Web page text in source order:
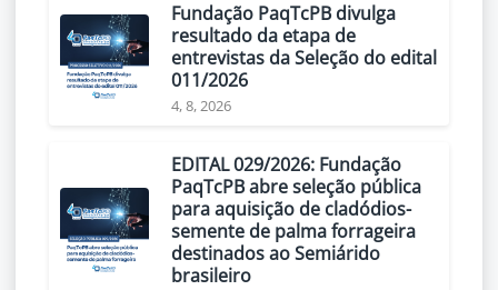
Fundação PaqTcPB divulga
resultado da etapa de
entrevistas da Seleção do edital
011/2026
4, 8, 2026
EDITAL 029/2026: Fundação
PaqTcPB abre seleção pública
para aquisição de cladódios-
semente de palma forrageira
destinados ao Semiárido
brasileiro